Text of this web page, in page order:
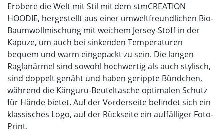
Erobere die Welt mit Stil mit dem stmCREATION
HOODIE, hergestellt aus einer umweltfreundlichen Bio-
Baumwollmischung mit weichem Jersey-Stoff in der
Kapuze, um auch bei sinkenden Temperaturen
bequem und warm eingepackt zu sein. Die langen
Raglanärmel sind sowohl hochwertig als auch stylisch,
sind doppelt genäht und haben gerippte Bündchen,
während die Känguru-Beuteltasche optimalen Schutz
für Hände bietet. Auf der Vorderseite befindet sich ein
klassisches Logo, auf der Rückseite ein auffälliger Foto-
Print.